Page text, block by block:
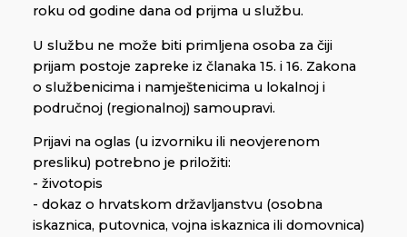
roku od godine dana od prijma u službu.
U službu ne može biti primljena osoba za čiji
prijam postoje zapreke iz članaka 15. i 16. Zakona
o službenicima i namještenicima u lokalnoj i
područnoj (regionalnoj) samoupravi.
Prijavi na oglas (u izvorniku ili neovjerenom
presliku) potrebno je priložiti:
- životopis
- dokaz o hrvatskom državljanstvu (osobna
iskaznica, putovnica, vojna iskaznica ili domovnica)